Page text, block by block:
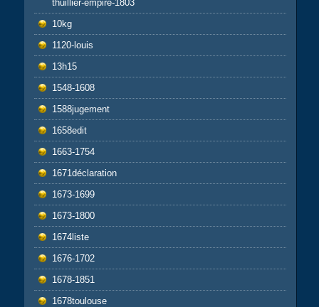
thuillier-empire-1803
10kg
1120-louis
13h15
1548-1608
1588jugement
1658edit
1663-1754
1671déclaration
1673-1699
1673-1800
1674liste
1676-1702
1678-1851
1678toulouse